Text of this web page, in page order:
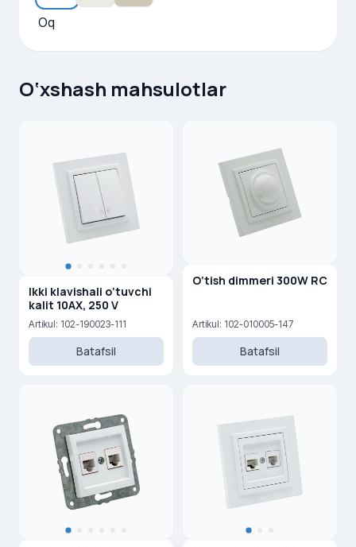
Oq
O‘xshash mahsulotlar
Ikki klavishali o‘tuvchi
kalit 10AX, 250 V
Artikul: 102-190023-111
Batafsil
O‘tish dimmeri 300W RC
Artikul: 102-010005-147
Batafsil